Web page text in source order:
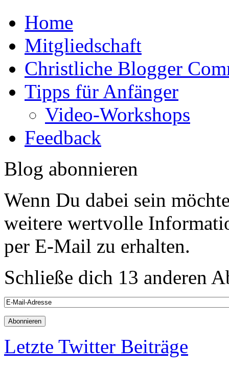
Home
Mitgliedschaft
Christliche Blogger
Tipps für Anfänger
Video-Workshops
Feedback
Blog abonnieren
Wenn Du dabei sein
weitere wertvolle
per E-Mail zu erhalten.
Schließe dich 13 anderen
Letzte Twitter Beiträge